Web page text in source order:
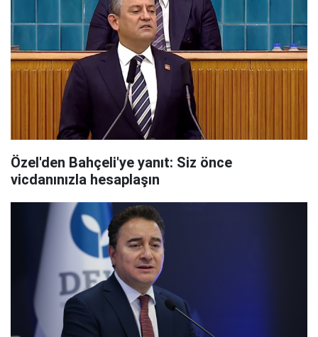
Özel'den Bahçeli'ye yanıt: Siz önce
vicdanınızla hesaplaşın